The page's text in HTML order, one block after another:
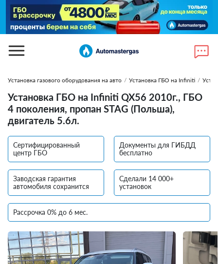
Установка газового оборудования на авто / Установка ГБО на Infiniti /
Установка ГБО на Infiniti QX56 2010г., ГБО
4 поколения, пропан STAG (Польша),
двигатель 5.6л.
Сертифицированный
центр ГБО
Документы для ГИБДД
бесплатно
Заводская гарантия
автомобиля сохранится
Сделали 14 000+
установок
Рассрочка 0% до 6 мес.